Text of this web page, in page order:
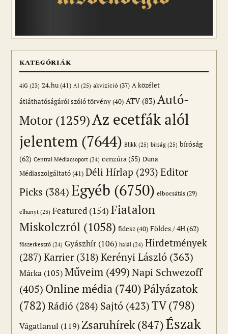
KATEGÓRIÁK
4iG (23) 24.hu(41) AI (25) akvizíció (37) A közélet
átláthatóságáról szóló törvény(40) ATV(83) Autó-
Motor (1259)Az ecetfák alól
jelentem (7644) Blikk (25) bírság (25) bíróság
(62) Central Médiacsoport (24) cenzúra(55) Duna
Médiaszolgáltató(41) Déli Hírlap (293) Editor
Picks (384)Egyéb (6750) elbocsátás (29)
elhunyt (23) Featured (154) Fiatalon
Miskolczról (1058) fidesz(40) Földes / 4H(62)
főszerkesztő (24) Gyászhír (106) halál (24) Hirdetmények
(287) Karrier(318) Kerényi László (363)
Márka (105) Műveim (499)Napi Schwezoff
(405) Online média (740)Pályázatok
(782) Rádió (284) Sajtó (423)TV(798)
Vágatlanul (119)Zsaruhírek(847)Észak